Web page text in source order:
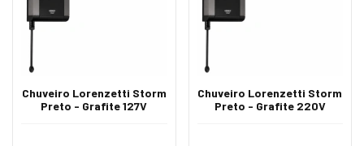
Chuveiro Lorenzetti Storm
Preto - Grafite 127V
Chuveiro Lorenzetti Storm
Preto - Grafite 220V